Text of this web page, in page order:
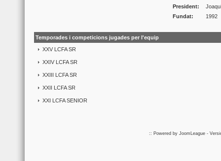
President:
Fundat:
1992
Temporades i competicions jugades per l'equip
XXV LCFA SR
XXIV LCFA SR
XXIII LCFA SR
XXII LCFA SR
XXI LCFA SENIOR
:: Powered by JoomLeague -